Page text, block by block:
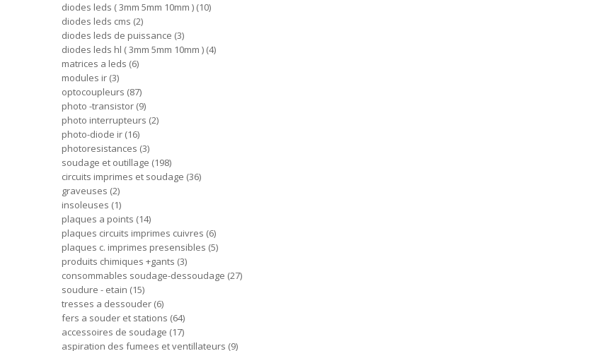
diodes leds ( 3mm 5mm 10mm ) 10
diodes leds cms 2
diodes leds de puissance 3
diodes leds hl ( 3mm 5mm 10mm ) 4
matrices a leds 6
modules ir 3
optocoupleurs 87
photo -transistor 9
photo interrupteurs 2
photo-diode ir 16
photoresistances 3
soudage et outillage 198
circuits imprimes et soudage 36
graveuses 2
insoleuses 1
plaques a points 14
plaques circuits imprimes cuivres 6
plaques c. imprimes presensibles 5
produits chimiques +gants 3
consommables soudage-dessoudage 27
soudure - etain 15
tresses a dessouder 6
fers a souder et stations 64
accessoires de soudage 17
aspiration des fumees et ventillateurs 9